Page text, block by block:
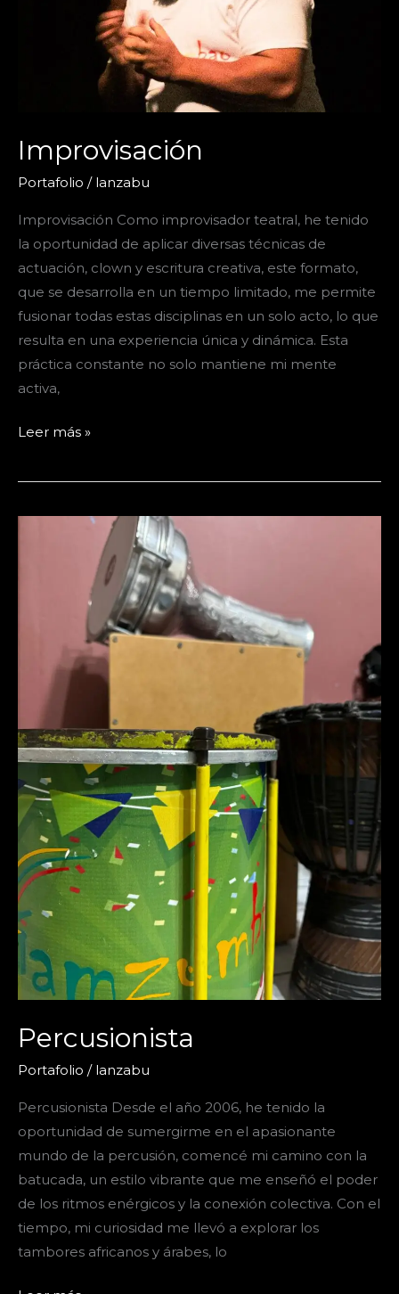
Improvisación
Portafolio / lanzabu
Improvisación Como improvisador teatral, he tenido
la oportunidad de aplicar diversas técnicas de
actuación, clown y escritura creativa, este formato,
que se desarrolla en un tiempo limitado, me permite
fusionar todas estas disciplinas en un solo acto, lo que
resulta en una experiencia única y dinámica. Esta
práctica constante no solo mantiene mi mente
activa,
Improvisación
Leer más »
Percusionista
Portafolio / lanzabu
Percusionista Desde el año 2006, he tenido la
oportunidad de sumergirme en el apasionante
mundo de la percusión, comencé mi camino con la
batucada, un estilo vibrante que me enseñó el poder
de los ritmos enérgicos y la conexión colectiva. Con el
tiempo, mi curiosidad me llevó a explorar los
tambores africanos y árabes, lo